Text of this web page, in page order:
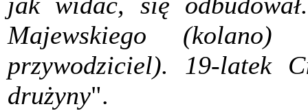
Majewskiego
przywodziciel). 19-latek
drużyny".